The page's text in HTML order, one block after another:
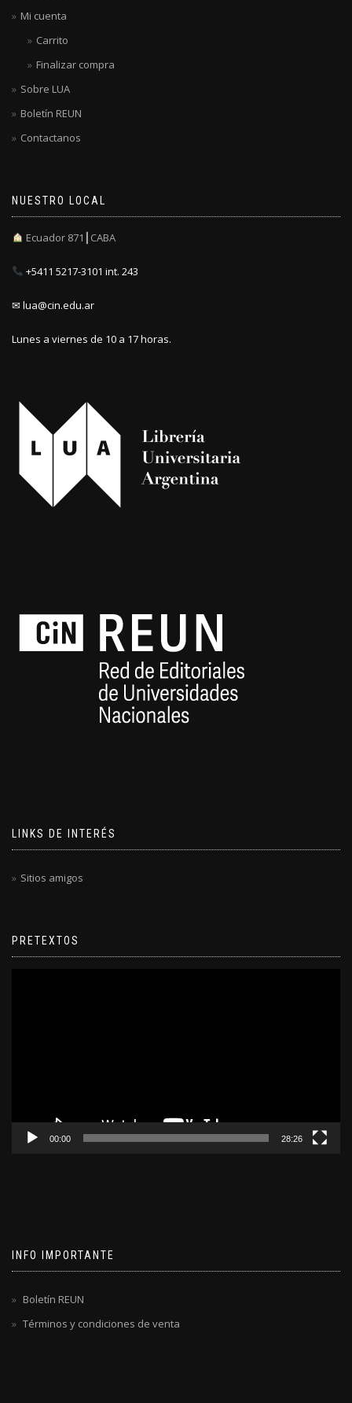
Mi cuenta
Carrito
Finalizar compra
Sobre LUA
Boletín REUN
Contactanos
NUESTRO LOCAL
Ecuador 871┃CABA
+5411 5217-3101 int. 243
✉ lua@cin.edu.ar
Lunes a viernes de 10 a 17 horas.
LINKS DE INTERÉS
Sitios amigos
PRETEXTOS
00:00 28:26
INFO IMPORTANTE
Boletín REUN
Términos y condiciones de venta